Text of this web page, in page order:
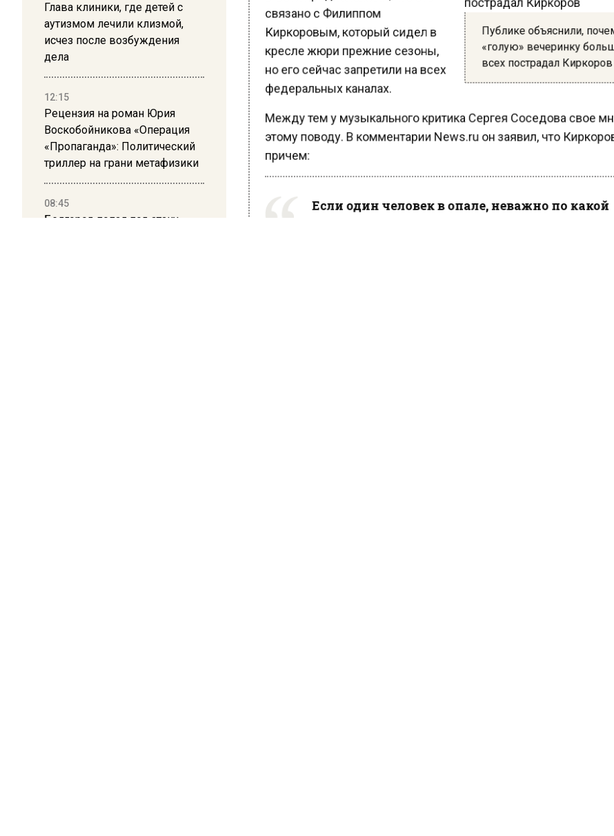
Глава клиники, где детей с
аутизмом лечили клизмой,
исчез после возбуждения
дела
12:15
Рецензия на роман Юрия
Воскобойникова «Операция
«Пропаганда»: Политический
триллер на грани метафизики
08:45
Белгород попал под атаку
Публике объяснили,
«голую» вечеринку
всех пострадал Киркоров
связано с Филиппом
Киркоровым, который сидел в
кресле жюри прежние сезоны,
но его сейчас запретили на всех
федеральных каналах.
Между тем у музыкального критика Сергея Соседова свое
этому поводу. В комментарии News.ru он заявил, что
причем:
Если один человек в опале, неважно по какой